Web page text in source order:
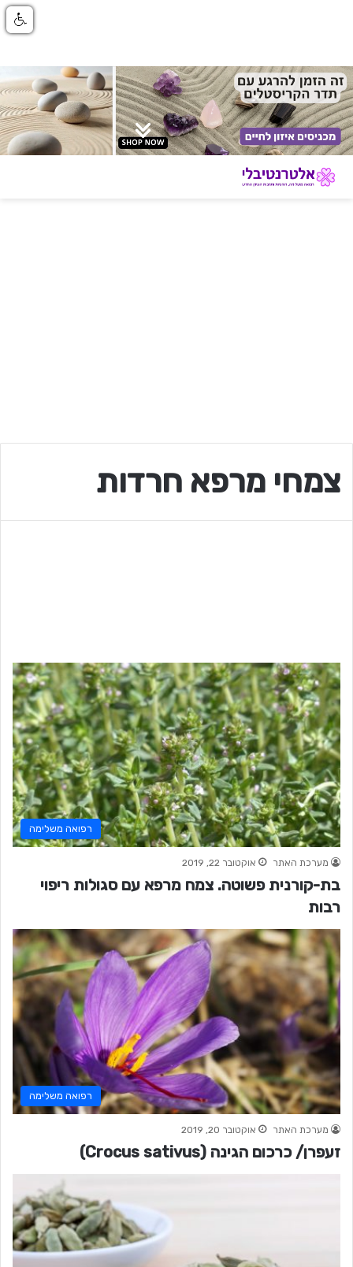
צמחי מרפא חרדות
רפואה משלימה
מערכת האתר אוקטובר 22, 2019
בת-קורנית פשוטה. צמח מרפא עם סגולות ריפוי
רבות
רפואה משלימה
מערכת האתר אוקטובר 20, 2019
זעפרן/ כרכום הגינה (Crocus sativus)